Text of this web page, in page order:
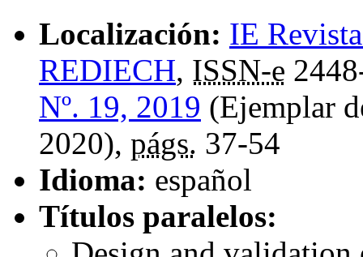
Localización: IE
REDIECH, ISSN-e
Nº. 19, 2019 (Ejemplar
2020), págs. 37-54
Idioma: español
Títulos paralelos: